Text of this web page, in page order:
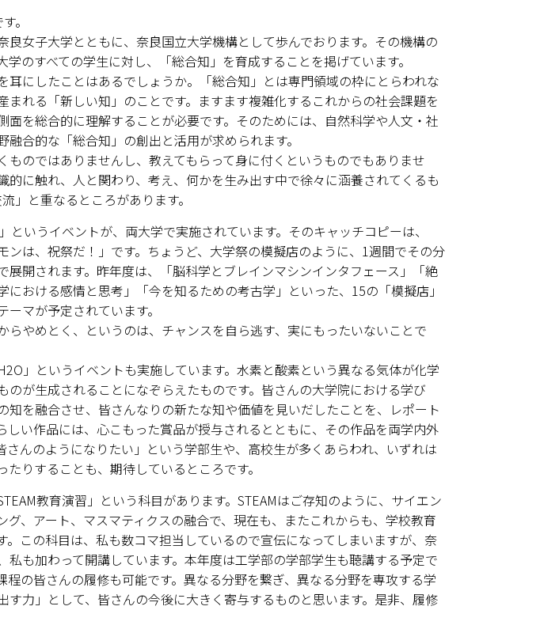
。
女子大学とともに、奈良国立大学機構として歩んでおります。その機構の
のすべての学生に対し、「総合知」を育成することを掲げています。
にしたことはあるでしょうか。「総合知」とは専門領域の枠にとらわれな
まれる「新しい知」のことです。ますます複雑化するこれからの社会課題を
面を総合的に理解することが必要です。そのためには、自然科学や人文・社
合的な「総合知」の創出と活用が求められます。
のではありませんし、教えてもらって身に付くというものでもありませ
的に触れ、人と関わり、考え、何かを生み出す中で徐々に涵養されてくるも
」と重なるところがあります。
いうイベントが、両大学で実施されています。そのキャッチコピーは、
ンは、祝祭だ！」です。ちょうど、大学祭の模擬店のように、1週間でその分
展開されます。昨年度は、「脳科学とブレインマシンインタフェース」「絶
おける感情と思考」「今を知るための考古学」といった、15の「模擬店」
マが予定されています。
やめとく、というのは、チャンスを自ら逃す、実にもったいないことで
」というイベントも実施しています。水素と酸素という異なる気体が化学
のが生成されることになぞらえたものです。皆さんの大学院における学び
知を融合させ、皆さんなりの新たな知や価値を見いだしたことを、レポート
しい作品には、心こもった賞品が授与されるとともに、その作品を両学内外
さんのようになりたい」という学部生や、高校生が多くあらわれ、いずれは
りすることも、期待しているところです。
教育演習」という科目があります。STEAMはご存知のように、サイエン
グ、アート、マスマティクスの融合で、現在も、またこれからも、学校教育
。この科目は、私も数コマ担当しているので宣伝になってしまいますが、奈
私も加わって開講しています。本年度は工学部の学部学生も聴講する予定で
程の皆さんの履修も可能です。異なる分野を繋ぎ、異なる分野を専攻する学
す力」として、皆さんの今後に大きく寄与するものと思います。是非、履修